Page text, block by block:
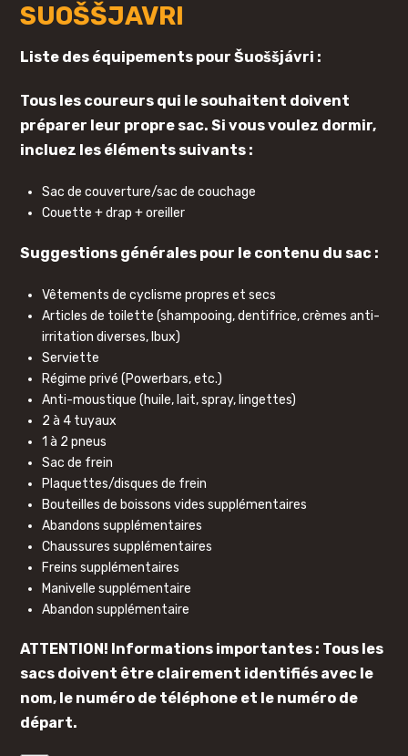
SUOŠŠJAVRI
Liste des équipements pour Šuoššjávri :
Tous les coureurs qui le souhaitent doivent
préparer leur propre sac. Si vous voulez dormir,
incluez les éléments suivants :
Sac de couverture/sac de couchage
Couette + drap + oreiller
Suggestions générales pour le contenu du sac :
Vêtements de cyclisme propres et secs
Articles de toilette (shampooing, dentifrice, crèmes anti-
irritation diverses, Ibux)
Serviette
Régime privé (Powerbars, etc.)
Anti-moustique (huile, lait, spray, lingettes)
2 à 4 tuyaux
1 à 2 pneus
Sac de frein
Plaquettes/disques de frein
Bouteilles de boissons vides supplémentaires
Abandons supplémentaires
Chaussures supplémentaires
Freins supplémentaires
Manivelle supplémentaire
Abandon supplémentaire
ATTENTION! Informations importantes : Tous les
sacs doivent être clairement identifiés avec le
nom, le numéro de téléphone et le numéro de
départ.